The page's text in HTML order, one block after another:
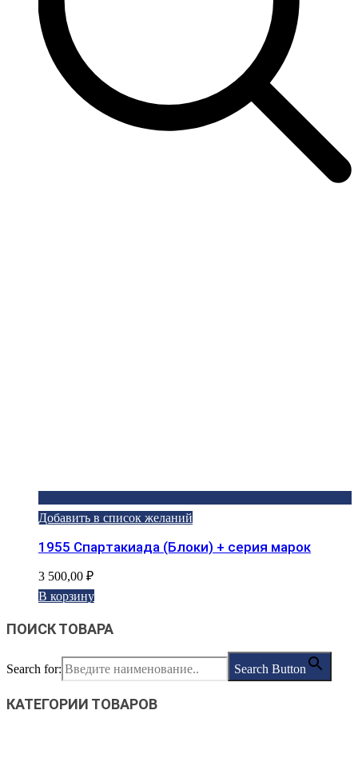
Добавить в список желаний
1955 Спартакиада (Блоки) + серия марок
3 500,00 ₽
В корзину
ПОИСК ТОВАРА
Search for: Search Button
КАТЕГОРИИ ТОВАРОВ